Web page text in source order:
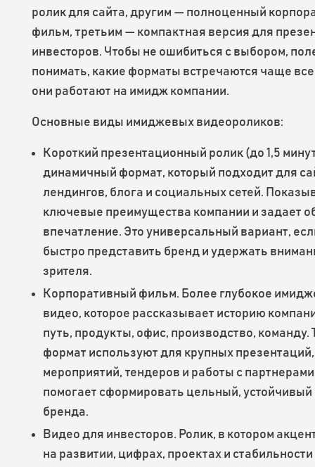
ролик для сайта, другим — полноценный
фильм, третьим — компактная версия для
инвесторов. Чтобы не ошибиться с выбором,
понимать, какие форматы встречаются чаще
они работают на имидж компании.
Основные виды имиджевых видеороликов:
Короткий презентационный ролик (до 1,5
динамичный формат, который подходит для
лендингов, блога и социальных сетей.
ключевые преимущества компании и задает
впечатление. Это универсальный вариант,
быстро представить бренд и удержать
зрителя.
Корпоративный фильм. Более глубокое
видео, которое рассказывает историю
путь, продукты, офис, производство, команду.
формат используют для крупных презентаций,
мероприятий, тендеров и работы с
помогает сформировать цельный, устойчивый
бренда.
Видео для инвесторов. Ролик, в котором
на развитии, цифрах, проектах и